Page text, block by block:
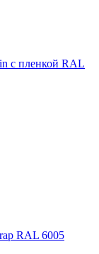
с пленкой RAL
RAL 6005